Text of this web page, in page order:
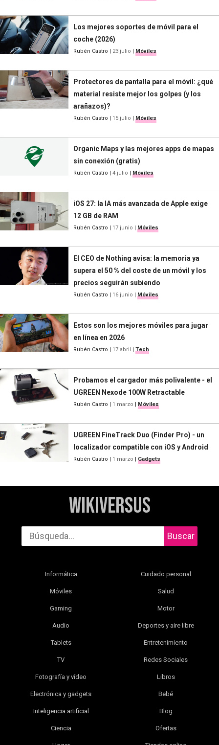
Los mejores soportes de móvil para el
coche (2026)
Rubén Castro | 23 julio | Móviles
Protectores de pantalla para el móvil: ¿qué
material resiste mejor los golpes (y los
arañazos)?
Rubén Castro | 15 julio | Móviles
Organic Maps y las mejores apps de mapas
sin conexión (gratis)
Rubén Castro | 4 julio | Móviles
iOS 27: la IA más avanzada de Apple exige
12 GB de RAM
Rubén Castro | 17 junio | Móviles
El CEO de Nothing avisa: la memoria ya
supera el 50 % del coste de un móvil y los
precios seguirán subiendo
Rubén Castro | 16 junio | Móviles
Estos son los mejores móviles para jugar
en línea en 2026
Rubén Castro | 17 abril | Tech
Probamos el cargador más polivalente - el
UGREEN Nexode 100W Retractable
Rubén Castro | 1 marzo | Móviles
UGREEN FineTrack Duo (Finder Pro) - un
localizador compatible con iOS y Android
Rubén Castro | 1 marzo | Gadgets
WikiVersus
Buscar
Informática
Móviles
Gaming
Audio
Tablets
TV
Fotografía y vídeo
Electrónica y gadgets
Inteligencia artificial
Ciencia
Cuidado personal
Salud
Motor
Deportes y aire libre
Entretenimiento
Redes Sociales
Libros
Bebé
Blog
Ofertas